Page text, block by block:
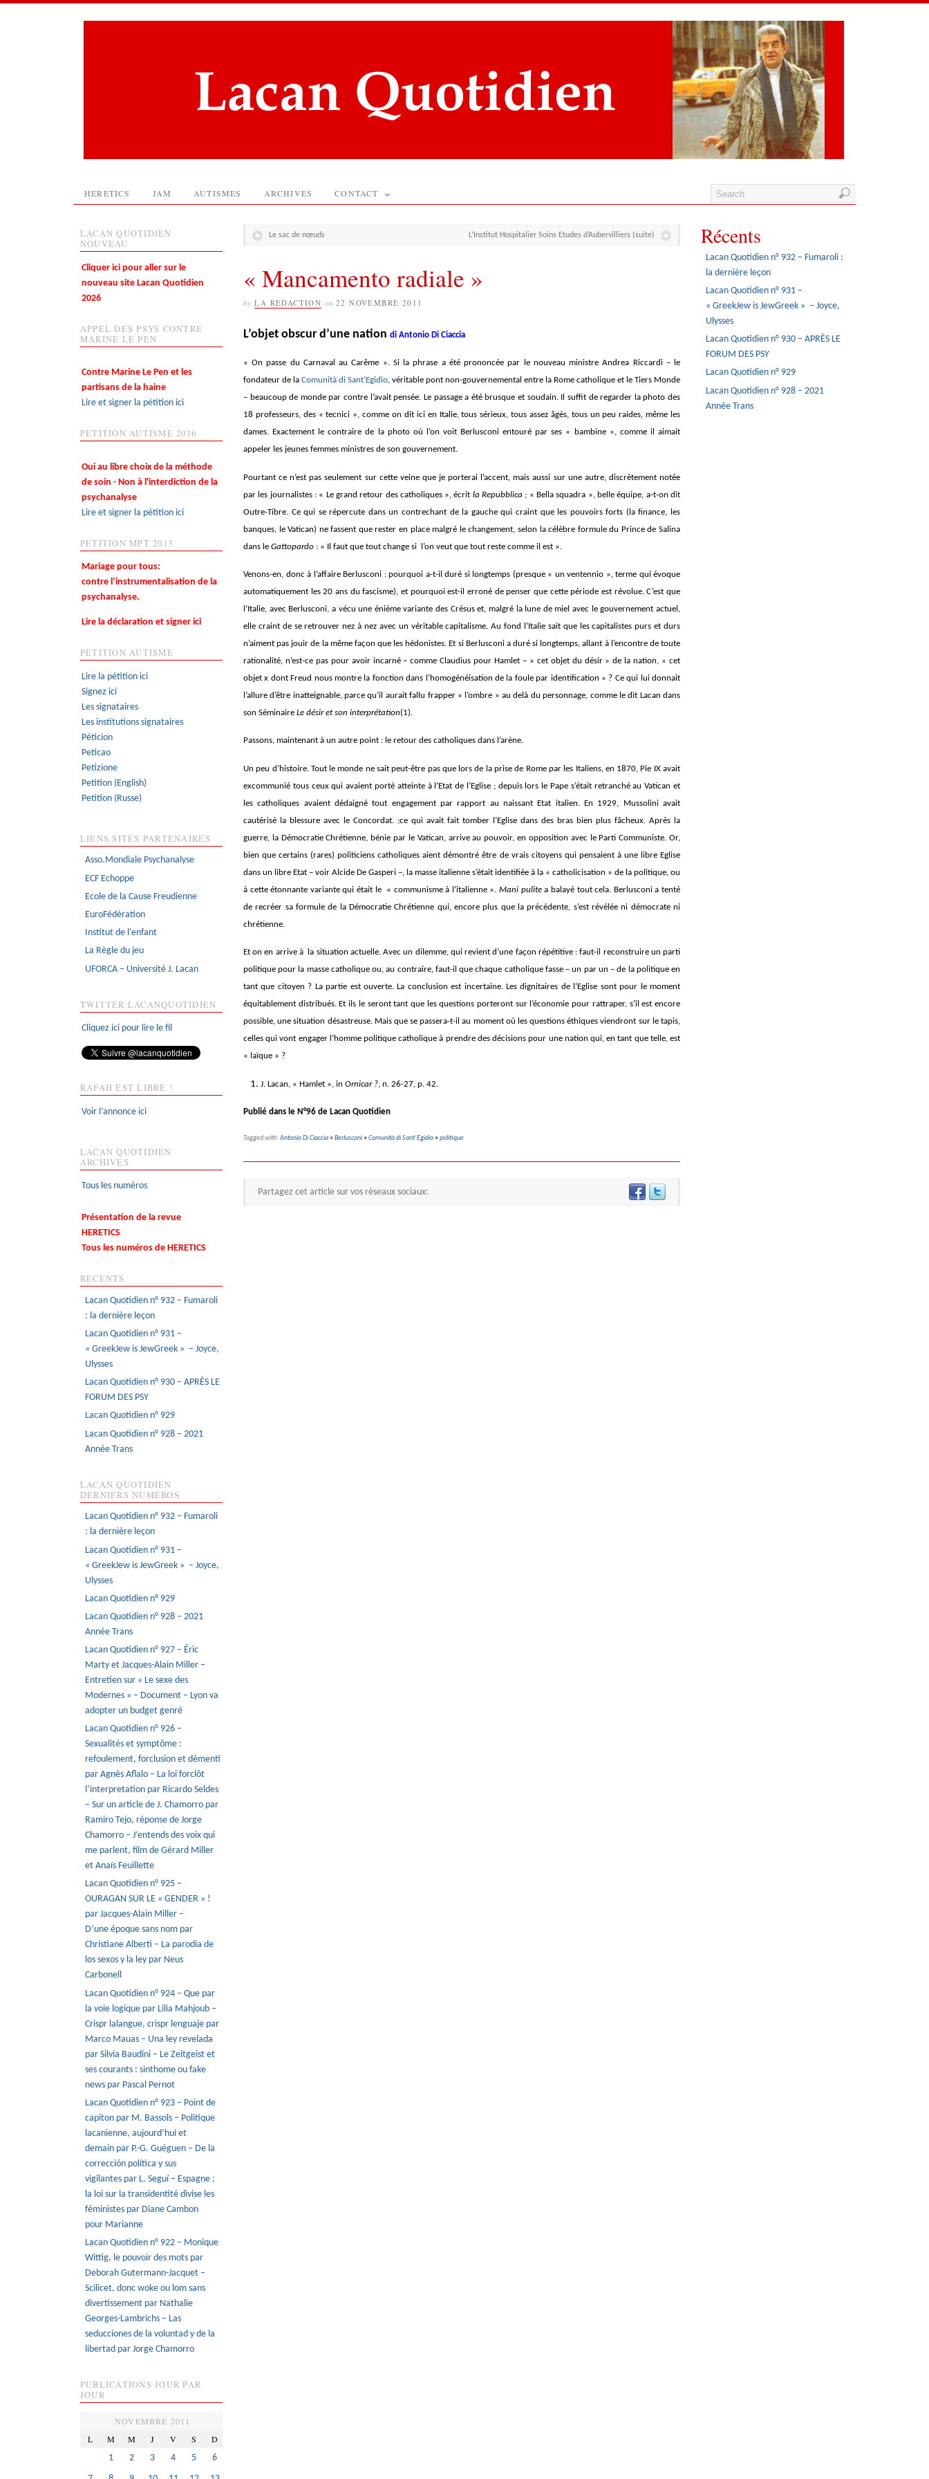
HERETICS JAM AUTISMES ARCHIVES CONTACT
Le sac de nœuds L’Institut Hospitalier Soins Etudes d’Aubervilliers (suite)
« Mancamento radiale »
by LA REDACTION on 22 NOVEMBRE 2011
L’objet obscur d’une nation di Antonio Di Ciaccia
« On passe du Carnaval au Carême ». Si la phrase a été prononcée par le nouveau ministre Andrea Riccardi – le
fondateur de la Comunità di Sant’Egidio, véritable pont non-gouvernemental entre la Rome catholique et le Tiers Monde
– beaucoup de monde par contre l’avait pensée. Le passage a été brusque et soudain. Il suffit de regarder la photo des
18 professeurs, des « tecnici », comme on dit ici en Italie, tous sérieux, tous assez âgés, tous un peu raides, même les
dames. Exactement le contraire de la photo où l’on voit Berlusconi entouré par ses « bambine », comme il aimait
appeler les jeunes femmes ministres de son gouvernement.
Pourtant ce n’est pas seulement sur cette veine que je porterai l’accent, mais aussi sur une autre, discrètement notée
par les journalistes : « Le grand retour des catholiques », écrit la Repubblica ; « Bella squadra », belle équipe, a-t-on dit
Outre-Tibre. Ce qui se répercute dans un contrechant de la gauche qui craint que les pouvoirs forts (la finance, les
banques, le Vatican) ne fassent que rester en place malgré le changement, selon la célèbre formule du Prince de Salina
dans le Gattopardo : « Il faut que tout change si l’on veut que tout reste comme il est ».
Venons-en, donc à l’affaire Berlusconi : pourquoi a-t-il duré si longtemps (presque « un ventennio », terme qui évoque
automatiquement les 20 ans du fascisme), et pourquoi est-il erroné de penser que cette période est révolue. C’est que
l’Italie, avec Berlusconi, a vécu une énième variante des Crésus et, malgré la lune de miel avec le gouvernement actuel,
elle craint de se retrouver nez à nez avec un véritable capitalisme. Au fond l’Italie sait que les capitalistes purs et durs
n’aiment pas jouir de la même façon que les hédonistes. Et si Berlusconi a duré si longtemps, allant à l’encontre de toute
rationalité, n’est-ce pas pour avoir incarné – comme Claudius pour Hamlet – « cet objet du désir » de la nation, « cet
objet x dont Freud nous montre la fonction dans l’homogénéisation de la foule par identification » ? Ce qui lui donnait
l’allure d’être inatteignable, parce qu’il aurait fallu frapper « l’ombre » au delà du personnage, comme le dit Lacan dans
son Séminaire Le désir et son interprétation(1).
Passons, maintenant à un autre point : le retour des catholiques dans l’arène.
Un peu d’histoire. Tout le monde ne sait peut-être pas que lors de la prise de Rome par les Italiens, en 1870, Pie IX avait
excommunié tous ceux qui avaient porté atteinte à l’Etat de l’Eglise ; depuis lors le Pape s’était retranché au Vatican et
les catholiques avaient dédaigné tout engagement par rapport au naissant Etat italien. En 1929, Mussolini avait
cautérisé la blessure avec le Concordat. ;ce qui avait fait tomber l’Eglise dans des bras bien plus fâcheux. Après la
guerre, la Démocratie Chrétienne, bénie par le Vatican, arrive au pouvoir, en opposition avec le Parti Communiste. Or,
bien que certains (rares) politiciens catholiques aient démontré être de vrais citoyens qui pensaient à une libre Eglise
dans un libre Etat – voir Alcide De Gasperi –, la masse italienne s’était identifiée à la « catholicisation » de la politique, ou
à cette étonnante variante qui était le « communisme à l’italienne ».Mani pulitea balayé tout cela. Berlusconi a tenté
de recréer sa formule de la Démocratie Chrétienne qui, encore plus que la précédente, s’est révélée ni démocrate ni
chrétienne.
Et on en arrive à la situation actuelle. Avec un dilemme, qui revient d’une façon répétitive : faut-il reconstruire un parti
politique pour la masse catholique ou, au contraire, faut-il que chaque catholique fasse – un par un – de la politique en
tant que citoyen ? La partie est ouverte. La conclusion est incertaine. Les dignitaires de l’Eglise sont pour le moment
équitablement distribués. Et ils le seront tant que les questions porteront sur l’économie pour rattraper, s’il est encore
possible, une situation désastreuse. Mais que se passera-t-il au moment où les questions éthiques viendront sur le tapis,
celles qui vont engager l’homme politique catholique à prendre des décisions pour une nation qui, en tant que telle, est
« laïque » ?
J. Lacan, « Hamlet », in Ornicar ?, n. 26-27, p. 42.
Publié dans le N°96 de Lacan Quotidien
Tagged with: Antonio Di Ciaccia •Berlusconi •Comunità di Sant’Egidio •politique
Partagez cet article sur vos réseaux sociaux:
LACAN QUOTIDIEN
NOUVEAU
Cliquer ici pour aller sur le
nouveau site Lacan Quotidien
2026
APPEL DES PSYS CONTRE
MARINE LE PEN
Contre Marine Le Pen et les
partisans de la haine
Lire et signer la pétition ici
PETITION AUTISME 2016
Oui au libre choix de la méthode
de soin - Non à l'interdiction de la
psychanalyse
Lire et signer la pétition ici
PETITION MPT 2013
Mariage pour tous:
contre l’instrumentalisation de la
psychanalyse.
Lire la déclaration et signer ici
PETITION AUTISME
Lire la pétition ici
Signez ici
Les signataires
Les institutions signataires
Péticion
Peticao
Petizione
Petition (English)
Petition (Russe)
LIENS SITES PARTENAIRES
Asso.Mondiale Psychanalyse
ECF Echoppe
Ecole de la Cause Freudienne
EuroFédération
Institut de l'enfant
La Règle du jeu
UFORCA – Université J. Lacan
TWITTER LACANQUOTIDIEN
Cliquez ici pour lire le fil
RAFAH EST LIBRE !
Voir l’annonce ici
LACAN QUOTIDIEN
ARCHIVES
Tous les numéros
Présentation de la revue
HERETICS
Tous les numéros de HERETICS
RÉCENTS
Lacan Quotidien n° 932 – Fumaroli
: la dernière leçon
Lacan Quotidien n° 931 –
« GreekJew is JewGreek » – Joyce,
Ulysses
Lacan Quotidien n° 930 – APRÈS LE
FORUM DES PSY
Lacan Quotidien n° 929
Lacan Quotidien n° 928 – 2021
Année Trans
LACAN QUOTIDIEN
DERNIERS NUMÉROS
Lacan Quotidien n° 932 – Fumaroli
: la dernière leçon
Lacan Quotidien n° 931 –
« GreekJew is JewGreek » – Joyce,
Ulysses
Lacan Quotidien n° 929
Lacan Quotidien n° 928 – 2021
Année Trans
Lacan Quotidien n° 927 – Éric
Marty et Jacques-Alain Miller –
Entretien sur « Le sexe des
Modernes » – Document – Lyon va
adopter un budget genré
Lacan Quotidien n° 926 –
Sexualités et symptôme :
refoulement, forclusion et démenti
par Agnès Aflalo – La loi forclôt
l’interpretation par Ricardo Seldes
– Sur un article de J. Chamorro par
Ramiro Tejo, réponse de Jorge
Chamorro – J’entends des voix qui
me parlent, film de Gérard Miller
et Anaïs Feuillette
Lacan Quotidien n° 925 –
OURAGAN SUR LE « GENDER » !
par Jacques-Alain Miller –
D’une époque sans nom par
Christiane Alberti – La parodia de
los sexos y la ley par Neus
Carbonell
Lacan Quotidien n° 924 – Que par
la voie logique par Lilia Mahjoub –
Crispr lalangue, crispr lenguaje par
Marco Mauas – Una ley revelada
par Silvia Baudini – Le Zeitgeist et
ses courants : sinthome ou fake
news par Pascal Pernot
Lacan Quotidien n° 923 – Point de
capiton par M. Bassols – Politique
lacanienne, aujourd’hui et
demain par P.-G. Guéguen – De la
corrección política y sus
vigilantes par L. Seguí – Espagne :
la loi sur la transidentité divise les
féministes par Diane Cambon
pour Marianne
Lacan Quotidien n° 922 – Monique
Wittig, le pouvoir des mots par
Deborah Gutermann-Jacquet –
Scilicet, donc woke ou lom sans
divertissement par Nathalie
Georges-Lambrichs – Las
seducciones de la voluntad y de la
libertad par Jorge Chamorro
PUBLICATIONS JOUR PAR
JOUR
NOVEMBRE 2011
L
M M J V S D
1 2 3 4 5
6
Récents
Lacan Quotidien n° 932 – Fumaroli :
la dernière leçon
Lacan Quotidien n° 931 –
« GreekJew is JewGreek » – Joyce,
Ulysses
Lacan Quotidien n° 930 – APRÈS LE
FORUM DES PSY
Lacan Quotidien n° 929
Lacan Quotidien n° 928 – 2021
Année Trans